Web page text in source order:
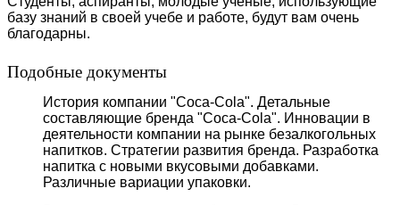
базу знаний в своей учебе и работе, будут вам очень
благодарны.
Подобные документы
История компании "Coca-Cola". Детальные
составляющие бренда "Coca-Cola". Инновации в
деятельности компании на рынке безалкогольных
напитков. Стратегии развития бренда. Разработка
напитка с новыми вкусовыми добавками.
Различные вариации упаковки.